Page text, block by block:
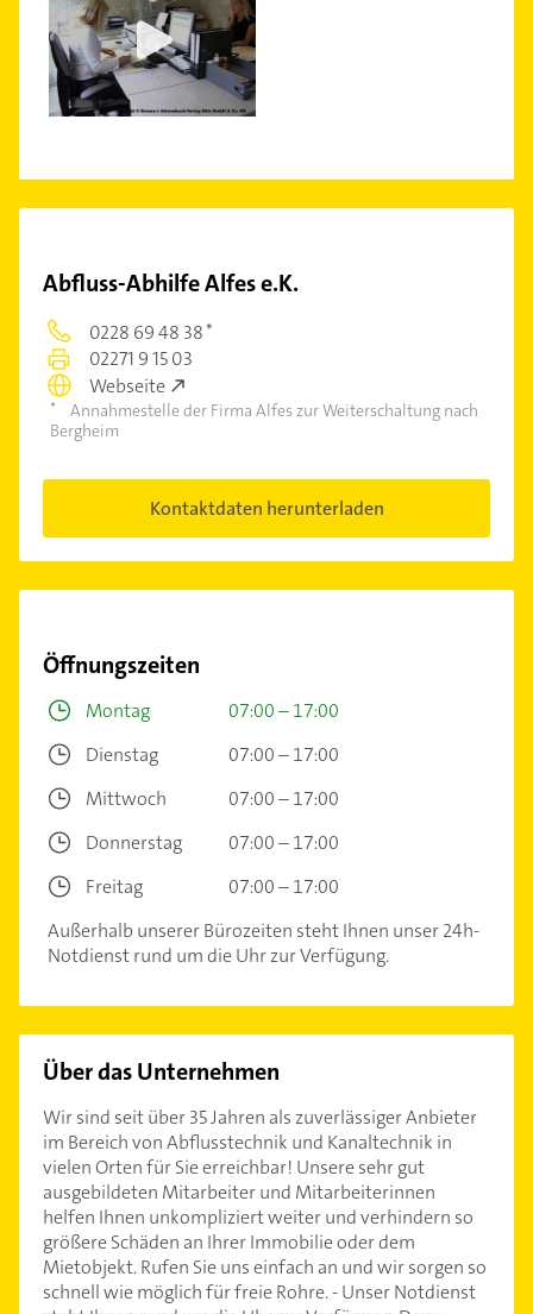
Abfluss-Abhilfe Alfes e.K.
0228 69 48 38
02271 9 15 03
Webseite
Annahmestelle der Firma Alfes zur Weiterschaltung nach
Bergheim
Kontaktdaten herunterladen
Öffnungszeiten
Montag
07:00 – 17:00
Dienstag
07:00 – 17:00
Mittwoch
07:00 – 17:00
Donnerstag
07:00 – 17:00
Freitag
07:00 – 17:00
Außerhalb unserer Bürozeiten steht Ihnen unser 24h-
Notdienst rund um die Uhr zur Verfügung.
Über das Unternehmen
Wir sind seit über 35 Jahren als zuverlässiger Anbieter
im Bereich von Abflusstechnik und Kanaltechnik in
vielen Orten für Sie erreichbar! Unsere sehr gut
ausgebildeten Mitarbeiter und Mitarbeiterinnen
helfen Ihnen unkompliziert weiter und verhindern so
größere Schäden an Ihrer Immobilie oder dem
Mietobjekt. Rufen Sie uns einfach an und wir sorgen so
schnell wie möglich für freie Rohre. - Unser Notdienst